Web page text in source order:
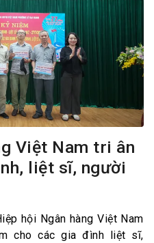
Việt Nam tri ân
liệt sĩ, người
hội Ngân hàng Việt Nam
cho các gia đình liệt sĩ,